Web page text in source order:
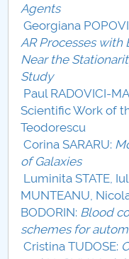
MENIU CANTINA
Buletin Științific
Comitetul de
Proces de
Rezumate
Agents
Georgiana
AR Processes
Near the
Study
Paul RADOVICI-
Scientific Work of
Teodorescu
Corina SARARU:
of Galaxies
Luminita STATE,
MUNTEANU,
BODORIN: Blood
schemes for
Cristina TUDOSE: